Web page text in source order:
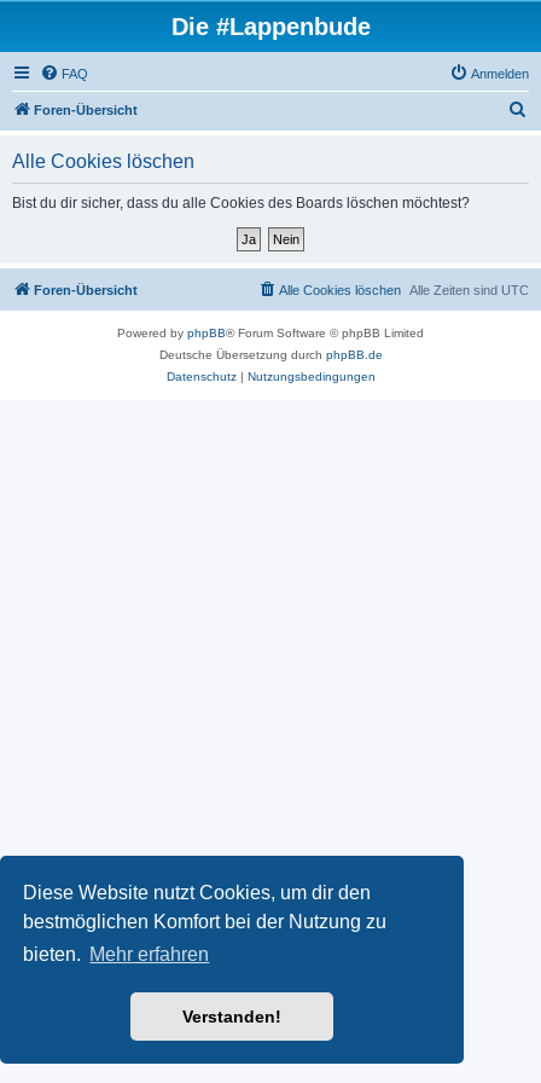
Diese Website nutzt Cookies, um dir den
bestmöglichen Komfort bei der Nutzung zu
bieten. Mehr erfahren
Verstanden!
Die #Lappenbude
FAQ Anmelden
Foren-Übersicht
Alle Cookies löschen
Bist du dir sicher, dass du alle Cookies des Boards löschen möchtest?
Foren-Übersicht Alle Zeiten sind UTC
Alle Cookies löschen
Powered by phpBB® Forum Software © phpBB Limited
Deutsche Übersetzung durch phpBB.de
Datenschutz| Nutzungsbedingungen